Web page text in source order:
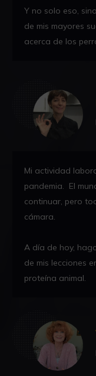
Y no solo eso,
de mis mayores
acerca de los
Mi actividad
pandemia. El
continuar, pero
cámara.
A día de hoy,
de mis lecciones
proteína animal.